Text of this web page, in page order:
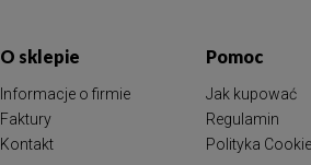
O sklepie
Informacje o firmie
Faktury
Kontakt
Pomoc
Jak kupować
Regulamin
Polityka